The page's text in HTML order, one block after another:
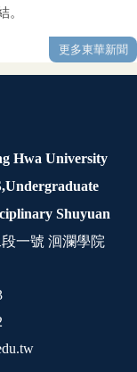
。
更多東華新聞
Hwa University
Shuyuan
一號 洄瀾學院